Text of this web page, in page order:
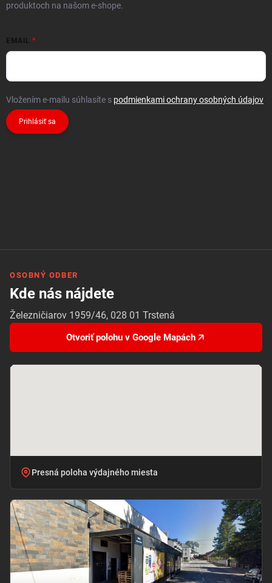
produktoch na našom e-shope.
EMAIL
Vložením e-mailu súhlasíte s podmienkami ochrany osobných údajov
Prihlásiť sa
OSOBNÝ ODBER
Kde nás nájdete
Železničiarov 1959/46, 028 01 Trstená
Otvoriť polohu v Google Mapách
Presná poloha výdajného miesta